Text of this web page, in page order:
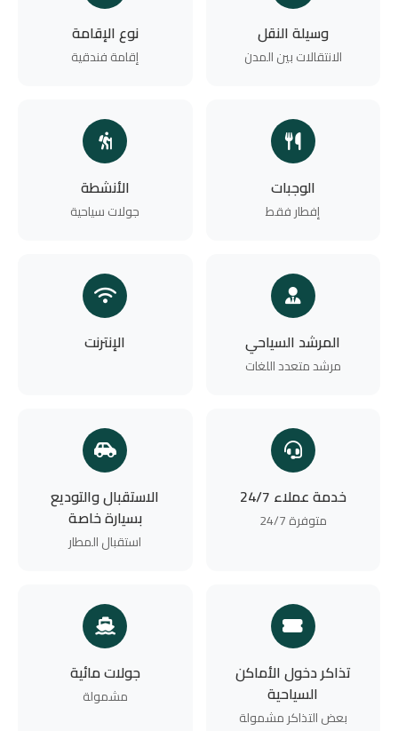
وسيلة النقل
الانتقالات بين المدن
نوع الإقامة
إقامة فندقية
الوجبات
إفطار فقط
الأنشطة
جولات سياحية
المرشد السياحي
مرشد متعدد اللغات
الإنترنت
خدمة عملاء 24/7
متوفرة 24/7
الاستقبال والتوديع
بسيارة خاصة
استقبال المطار
تذاكر دخول الأماكن
السياحية
بعض التذاكر مشمولة
جولات مائية
مشمولة